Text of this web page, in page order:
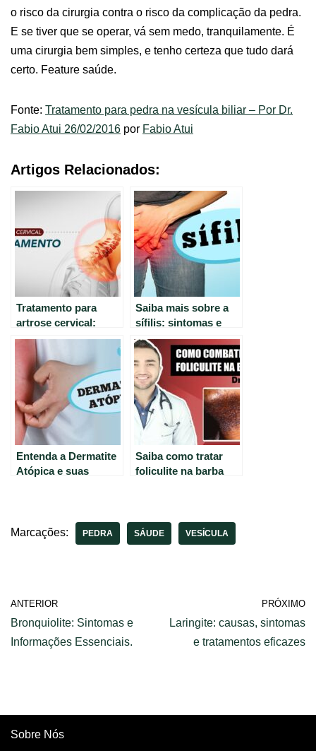
o risco da cirurgia contra o risco da complicação da pedra.
E se tiver que se operar, vá sem medo, tranquilamente. É
uma cirurgia bem simples, e tenho certeza que tudo dará
certo. Feature saúde.
Fonte: Tratamento para pedra na vesícula biliar – Por Dr.
Fabio Atui 26/02/2016 por Fabio Atui
Artigos Relacionados:
Tratamento para
artrose cervical:
opções eficazes e
seguras.
Saiba mais sobre a
sífilis: sintomas e
características da
doença silenciosa
Entenda a Dermatite
Atópica e suas
Saiba como tratar
foliculite na barba
Marcações:
PEDRA SÁUDE VESÍCULA
ANTERIOR
Bronquiolite: Sintomas e
Informações Essenciais.
PRÓXIMO
Laringite: causas, sintomas
e tratamentos eficazes
Sobre Nós